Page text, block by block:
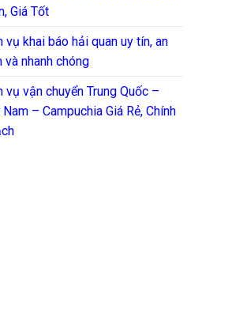
Giá Tốt
vụ khai báo hải quan uy tín, an
và nhanh chóng
vụ vận chuyển Trung Quốc –
– Campuchia Giá Rẻ, Chính